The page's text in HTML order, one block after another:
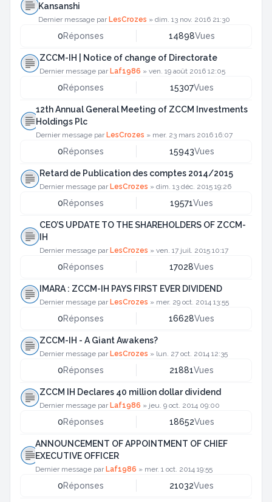
Kansanshi
Dernier message par LesCrozes » dim. 13 nov. 2016 21:30
0Réponses 14898Vues
ZCCM-IH | Notice of change of Directorate
Dernier message par Laf1986 » ven. 19 août 2016 12:05
0Réponses 15307Vues
12th Annual General Meeting of ZCCM Investments
Holdings Plc
Dernier message par LesCrozes » mer. 23 mars 2016 16:07
0Réponses 15943Vues
Retard de Publication des comptes 2014/2015
Dernier message par LesCrozes » dim. 13 déc. 2015 19:26
0Réponses 19571Vues
CEO’S UPDATE TO THE SHAREHOLDERS OF ZCCM-
IH
Dernier message par LesCrozes » ven. 17 juil. 2015 10:17
0Réponses 17028Vues
IMARA : ZCCM-IH PAYS FIRST EVER DIVIDEND
Dernier message par LesCrozes » mer. 29 oct. 2014 13:55
0Réponses 16628Vues
ZCCM-IH - A Giant Awakens?
Dernier message par LesCrozes » lun. 27 oct. 2014 12:35
0Réponses 21881Vues
ZCCM IH Declares 40 million dollar dividend
Dernier message par Laf1986 » jeu. 9 oct. 2014 09:00
0Réponses 18652Vues
ANNOUNCEMENT OF APPOINTMENT OF CHIEF
EXECUTIVE OFFICER
Dernier message par Laf1986 » mer. 1 oct. 2014 19:55
0Réponses 21032Vues